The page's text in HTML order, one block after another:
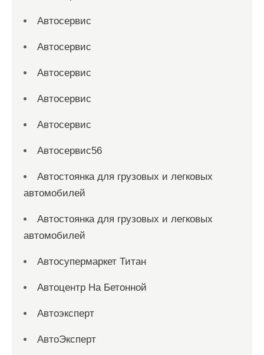
Автосервис
Автосервис
Автосервис
Автосервис
Автосервис
Автосервис56
Автостоянка для грузовых и легковых
автомобилей
Автостоянка для грузовых и легковых
автомобилей
Автосупермаркет Титан
Автоцентр На Бетонной
Автоэксперт
АвтоЭксперт